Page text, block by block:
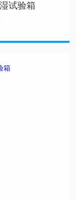
试验箱